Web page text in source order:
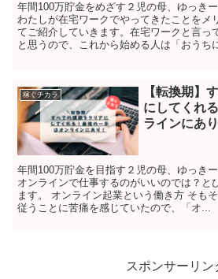
年間100万貯金をめざす２児の母、ゆっき
わたしが在宅ワークでやってきたことをメ
てご紹介していきます。在宅ワークと言っ
と思うので、これから始める人は「おうち
稼ぐチカラ
【転換期】
にしてくれ
ラインにあり
年間100万貯金を目指す２児の母、ゆっき
オンラインで仕事するのがいいのでは？と
ます。 オンライン起業という働き方 そも
従うことに苦痛を感じていたので、「オ...
スポンサーリン